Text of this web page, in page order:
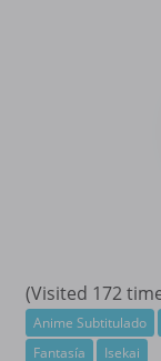
(Visited 172
Anime Subtitulado
Fantasía
Isekai